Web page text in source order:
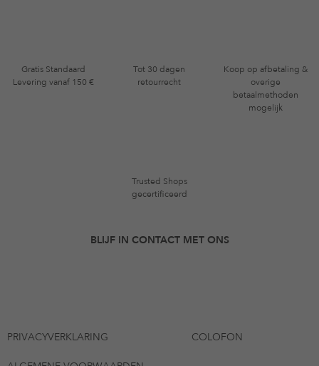
Gratis Standaard
Levering vanaf 150 €
Tot 30 dagen
retourrecht
Koop op afbetaling &
overige
betaalmethoden
mogelijk
Trusted Shops
gecertificeerd
BLIJF IN CONTACT MET ONS
PRIVACYVERKLARING COLOFON